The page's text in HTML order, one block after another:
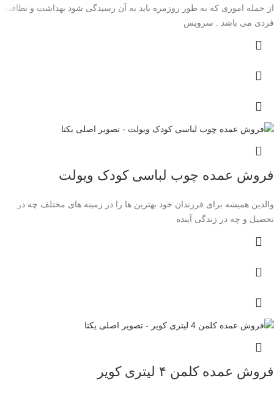
از جمله اموری که به طور روزمره باید به آن رسیدگی شود بهداشت و نظافت
فردی می باشد . سرویس
فروش عمده چوب لباسی کودک ویولت
والدین همیشه برای فرزندان خود بهترین ‌ها را در زمینه ‌های مختلف چه در
تحصیل و چه در زندگی آینده
فروش عمده کلمن ۴ لیتری کویر